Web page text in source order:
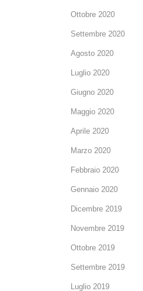
Ottobre 2020
Settembre 2020
Agosto 2020
Luglio 2020
Giugno 2020
Maggio 2020
Aprile 2020
Marzo 2020
Febbraio 2020
Gennaio 2020
Dicembre 2019
Novembre 2019
Ottobre 2019
Settembre 2019
Luglio 2019